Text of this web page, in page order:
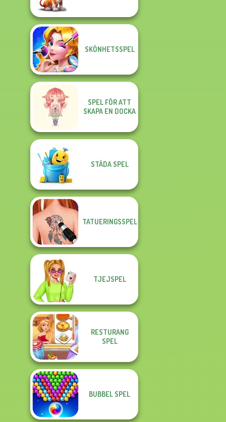
SKÖNHETSSPEL
SPEL FÖR ATT
SKAPA EN DOCKA
STÄDA SPEL
TATUERINGSSPEL
TJEJSPEL
RESTURANG
SPEL
BUBBEL SPEL